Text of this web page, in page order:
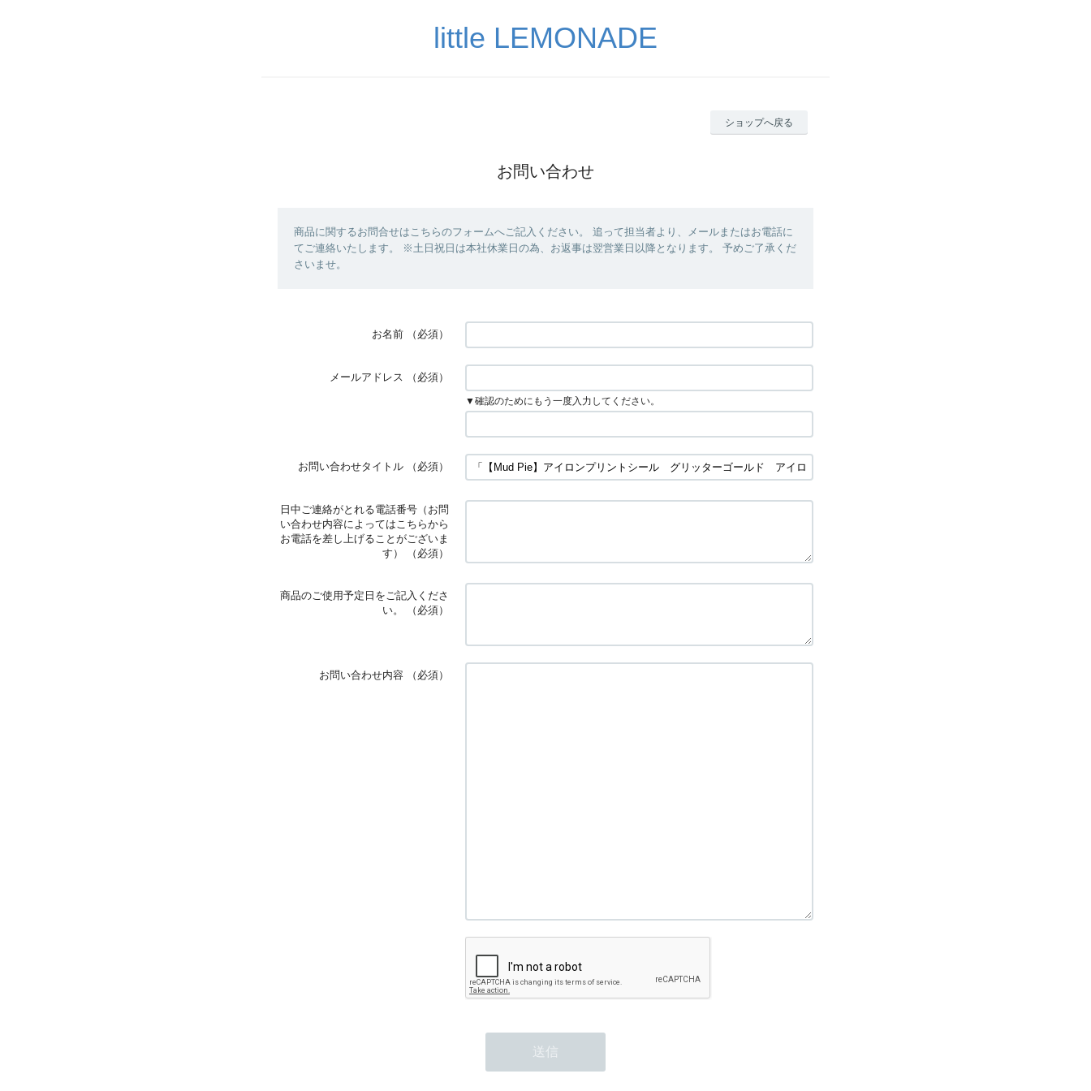
little LEMONADE
ショップへ戻る
お問い合わせ
商品に関するお問合せはこちらのフォームへご記入ください。 追って担当者より、メールまたはお電話に
てご連絡いたします。 ※土日祝日は本社休業日の為、お返事は翌営業日以降となります。 予めご了承くだ
さいませ。
お名前 （必須）
メールアドレス （必須）
▼確認のためにもう一度入力してください。
お問い合わせタイトル （必須）
日中ご連絡がとれる電話番号（お問
い合わせ内容によってはこちらから
お電話を差し上げることがございま
す）
（必須）
商品のご使用予定日をご記入くださ
い。
（必須）
お問い合わせ内容 （必須）